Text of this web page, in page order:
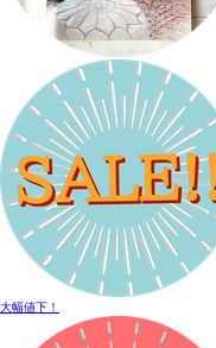
大幅値下！